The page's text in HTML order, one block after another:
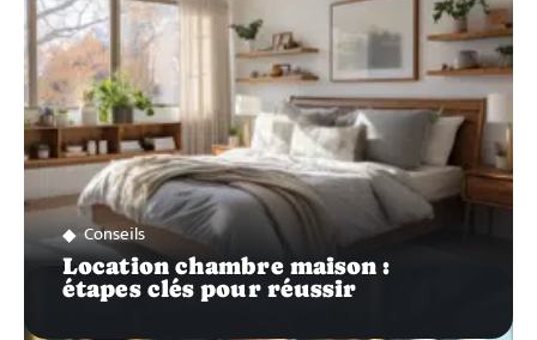
Conseils
Location chambre maison :
étapes clés pour réussir